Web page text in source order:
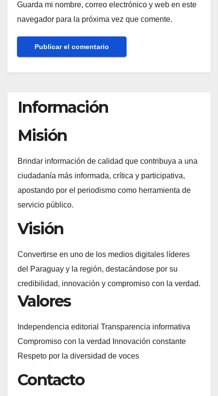
Guarda mi nombre, correo electrónico y web en este
navegador para la próxima vez que comente.
Información
Misión
Brindar información de calidad que contribuya a una
ciudadanía más informada, crítica y participativa,
apostando por el periodismo como herramienta de
servicio público.
Visión
Convertirse en uno de los medios digitales líderes
del Paraguay y la región, destacándose por su
credibilidad, innovación y compromiso con la verdad.
Valores
Independencia editorial Transparencia informativa
Compromiso con la verdad Innovación constante
Respeto por la diversidad de voces
Contacto